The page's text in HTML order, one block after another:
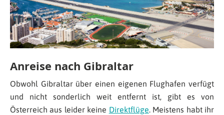
Anreise nach Gibraltar
Obwohl Gibraltar über einen eigenen Flughafen verfügt
und nicht sonderlich weit entfernt ist, gibt es von
Österreich aus leider keine Direktflüge. Meistens habt ihr